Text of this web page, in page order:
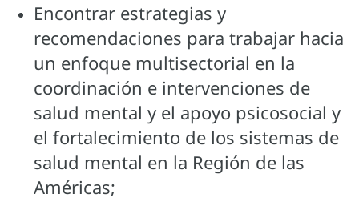
Encontrar estrategias y
recomendaciones para trabajar hacia
un enfoque multisectorial en la
coordinación e intervenciones de
salud mental y el apoyo psicosocial y
el fortalecimiento de los sistemas de
salud mental en la Región de las
Américas;